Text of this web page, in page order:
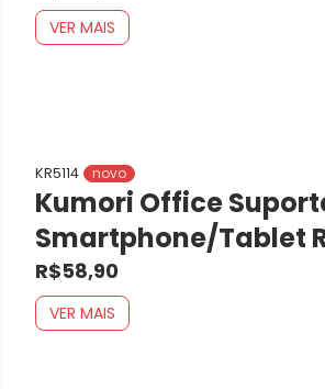
VER MAIS
KR5114 novo
Kumori Office
Smartphone/Tablet
R$58,90
VER MAIS